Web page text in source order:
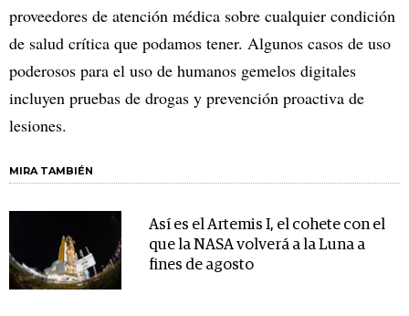
proveedores de atención médica sobre cualquier condición
de salud crítica que podamos tener. Algunos casos de uso
poderosos para el uso de humanos gemelos digitales
incluyen pruebas de drogas y prevención proactiva de
lesiones.
MIRA TAMBIÉN
Así es el Artemis I, el cohete con el
que la NASA volverá a la Luna a
fines de agosto